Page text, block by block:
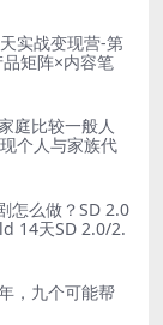
实战变现营-第
矩阵×内容笔
庭比较一般人
个人与家族代
怎么做？SD 2.0
14天SD 2.0/2.
，九个可能帮